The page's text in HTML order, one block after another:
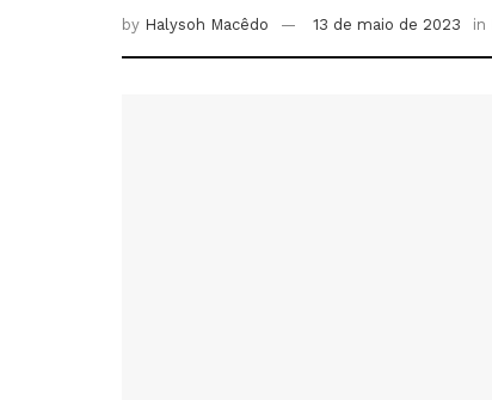
by Halysoh Macêdo 13 de maio de 2023 in